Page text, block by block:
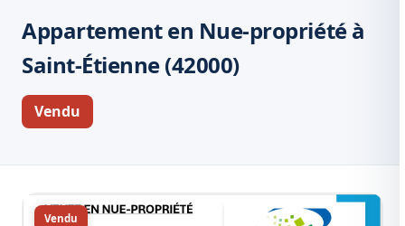
Appartement en Nue-propriété à
Saint-Étienne (42000)
Vendu
Vendu